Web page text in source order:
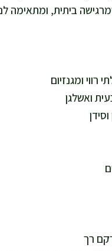
ביתית, ומתאימה